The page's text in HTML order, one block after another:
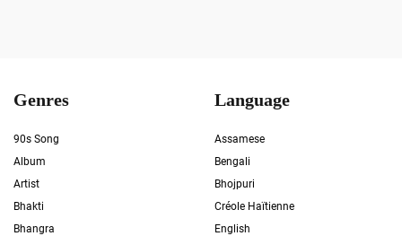
Genres
90s Song
Album
Artist
Bhakti
Bhangra
Language
Assamese
Bengali
Bhojpuri
Créole Haïtienne
English